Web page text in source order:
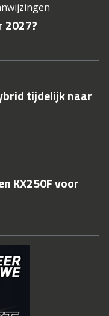
2027?
tijdelijk naar
KX250F voor